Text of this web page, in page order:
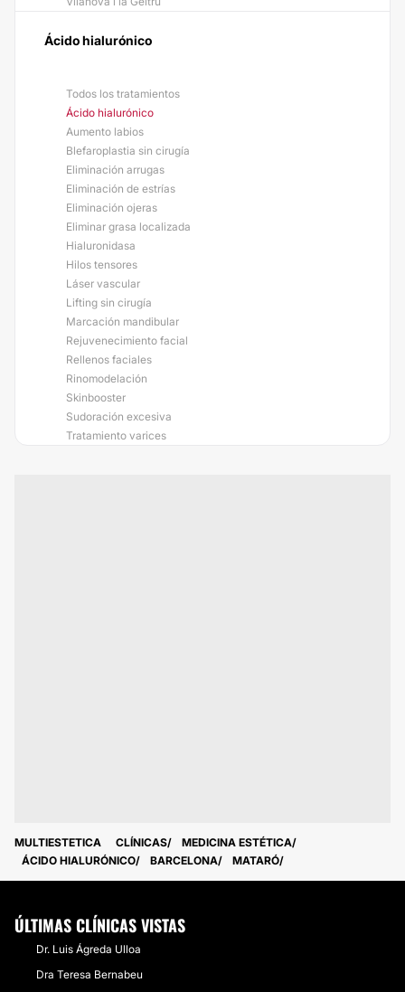
Ácido hialurónico
Todos los tratamientos
Ácido hialurónico
Aumento labios
Blefaroplastia sin cirugía
Eliminación arrugas
Eliminación de estrías
Eliminación ojeras
Eliminar grasa localizada
Hialuronidasa
Hilos tensores
Láser vascular
Lifting sin cirugía
Marcación mandibular
Rejuvenecimiento facial
Rellenos faciales
Rinomodelación
Skinbooster
Sudoración excesiva
Tratamiento varices
MULTIESTETICA CLÍNICAS
MEDICINA ESTÉTICA
ÁCIDO HIALURÓNICO
BARCELONA MATARÓ
ÚLTIMAS CLÍNICAS VISTAS
Dr. Luis Ágreda Ulloa
Dra Teresa Bernabeu